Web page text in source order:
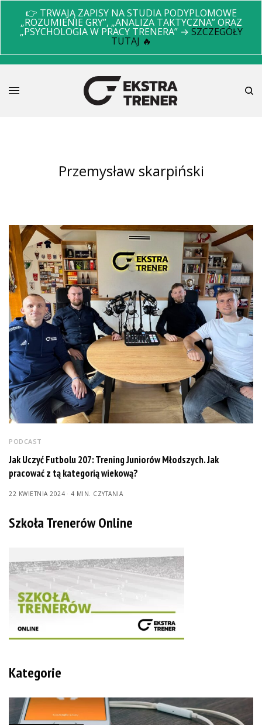
👉 TRWAJĄ ZAPISY NA STUDIA PODYPLOMOWE
„ROZUMIENIE GRY”, „ANALIZA TAKTYCZNA” ORAZ
„PSYCHOLOGIA W PRACY TRENERA” → SZCZEGÓŁY
TUTAJ 🔥
przemysław skarpiński
PODCAST
Jak Uczyć Futbolu 207: Trening Juniorów Młodszych. Jak
pracować z tą kategorią wiekową?
22 KWIETNIA 2024 4 MIN. CZYTANIA
Szkoła Trenerów Online
Kategorie